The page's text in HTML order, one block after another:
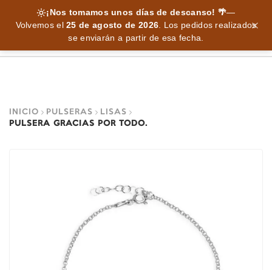
¡Nos tomamos unos días de descanso! 🌴—
Volvemos el25 de agosto de 2026. Los pedidos realizados
se enviarán a partir de esa fecha.
INICIO PULSERAS
LISAS
PULSERA GRACIAS POR TODO.